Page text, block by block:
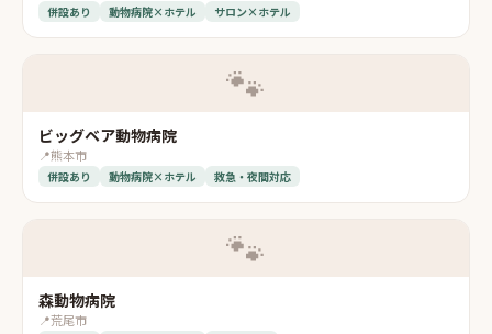
併設あり 動物病院×ホテル サロン×ホテル
🐾
ビッグベア動物病院
📍熊本市
併設あり 動物病院×ホテル 救急・夜間対応
🐾
森動物病院
📍荒尾市